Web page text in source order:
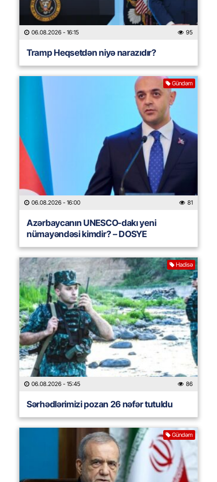
06.08.2026 - 16:15 95
Tramp Heqsetdən niyə narazıdır?
Gündəm
06.08.2026 - 16:00 81
Azərbaycanın UNESCO-dakı yeni
nümayəndəsi kimdir? – DOSYE
Hadisə
06.08.2026 - 15:45 86
Sərhədlərimizi pozan 26 nəfər tutuldu
Gündəm